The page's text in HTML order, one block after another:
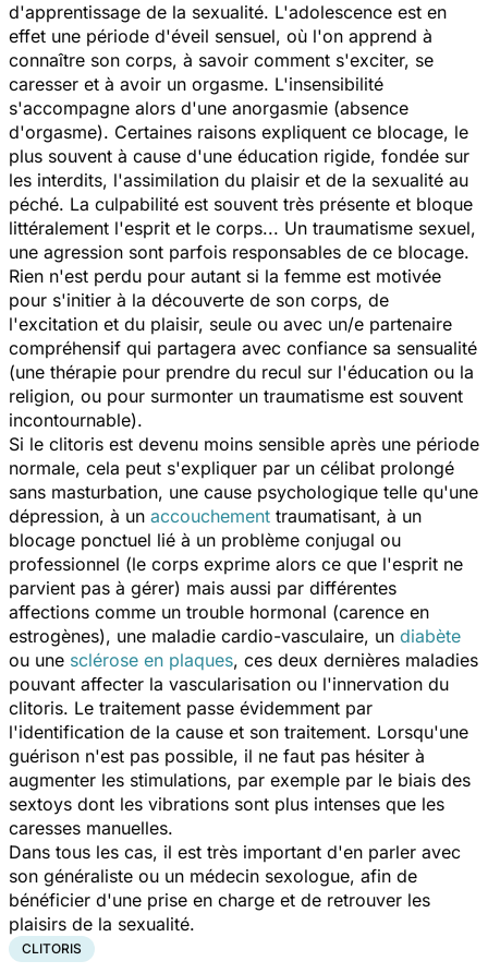
d'apprentissage de la sexualité. L'adolescence est en
effet une période d'éveil sensuel, où l'on apprend à
connaître son corps, à savoir comment s'exciter, se
caresser et à avoir un orgasme. L'insensibilité
s'accompagne alors d'une anorgasmie (absence
d'orgasme). Certaines raisons expliquent ce blocage, le
plus souvent à cause d'une éducation rigide, fondée sur
les interdits, l'assimilation du plaisir et de la sexualité au
péché. La culpabilité est souvent très présente et bloque
littéralement l'esprit et le corps... Un traumatisme sexuel,
une agression sont parfois responsables de ce blocage.
Rien n'est perdu pour autant si la femme est motivée
pour s'initier à la découverte de son corps, de
l'excitation et du plaisir, seule ou avec un/e partenaire
compréhensif qui partagera avec confiance sa sensualité
(une thérapie pour prendre du recul sur l'éducation ou la
religion, ou pour surmonter un traumatisme est souvent
incontournable).
Si le clitoris est devenu moins sensible après une période
normale, cela peut s'expliquer par un célibat prolongé
sans masturbation, une cause psychologique telle qu'une
dépression, à un accouchement traumatisant, à un
blocage ponctuel lié à un problème conjugal ou
professionnel (le corps exprime alors ce que l'esprit ne
parvient pas à gérer) mais aussi par différentes
affections comme un trouble hormonal (carence en
estrogènes), une maladie cardio-vasculaire, un diabète
ou une sclérose en plaques, ces deux dernières maladies
pouvant affecter la vascularisation ou l'innervation du
clitoris. Le traitement passe évidemment par
l'identification de la cause et son traitement. Lorsqu'une
guérison n'est pas possible, il ne faut pas hésiter à
augmenter les stimulations, par exemple par le biais des
sextoys dont les vibrations sont plus intenses que les
caresses manuelles.
Dans tous les cas, il est très important d'en parler avec
son généraliste ou un médecin sexologue, afin de
bénéficier d'une prise en charge et de retrouver les
plaisirs de la sexualité.
CLITORIS